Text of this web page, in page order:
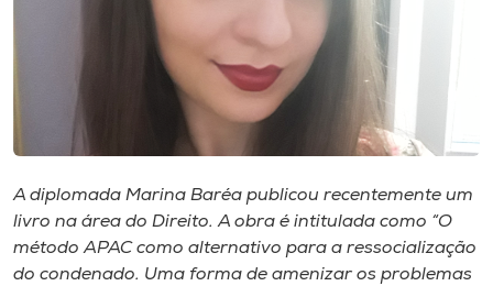
Unoesc
Store
A diplomada Marina Baréa publicou recentemente um
livro na área do Direito. A obra é intitulada como “O
método APAC como alternativo para a ressocialização
do condenado. Uma forma de amenizar os problemas